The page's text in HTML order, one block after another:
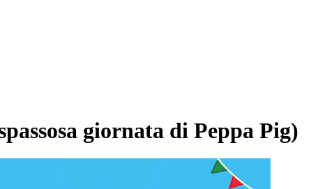
giornata di Peppa Pig)